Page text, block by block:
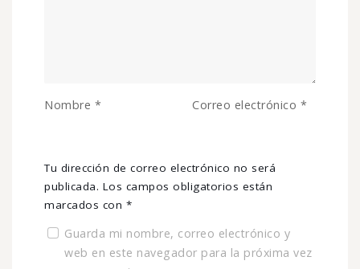
Tu dirección de correo electrónico no será
publicada. Los campos obligatorios están
marcados con *
Nombre * Correo electrónico *
Guarda mi nombre, correo electrónico y
web en este navegador para la próxima vez